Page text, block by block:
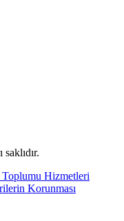
Hizmetleri
Korunması